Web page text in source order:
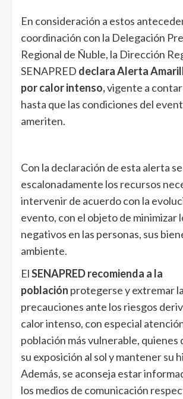
En consideración a estos
coordinación con la Delegación
Regional de Ñuble, la Dirección
SENAPRED declara Alerta
por calor intenso,vigente a
hasta que las condiciones del
ameriten.
Con la declaración de esta alerta
escalonadamente los recursos
intervenir de acuerdo con la
evento, con el objeto de minimizar
negativos en las personas, sus
ambiente.
ElSENAPRED recomienda a la
población protegerse y extremar
precauciones ante los riesgos
calor intenso, con especial
población más vulnerable, quienes
su exposición al sol y mantener su
Además, se aconseja estar
los medios de comunicación